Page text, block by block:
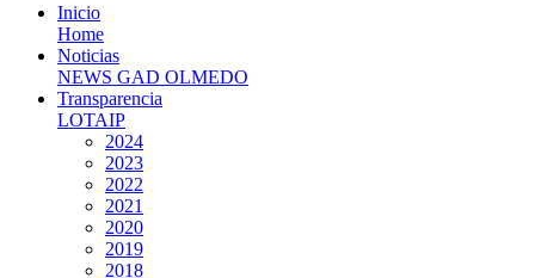
Inicio
Home
Noticias
NEWS GAD OLMEDO
Transparencia
LOTAIP
2024
2023
2022
2021
2020
2019
2018